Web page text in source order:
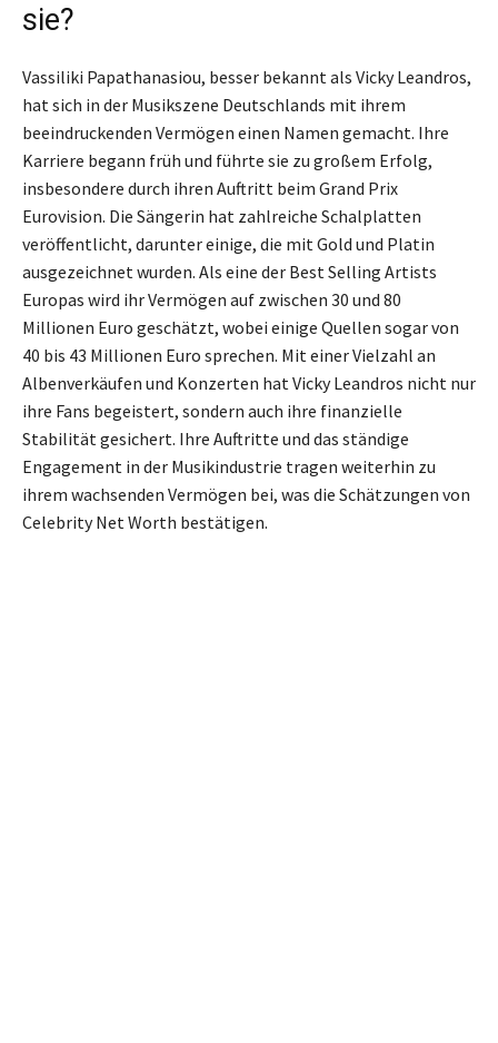
sie?
Vassiliki Papathanasiou, besser bekannt als Vicky Leandros,
hat sich in der Musikszene Deutschlands mit ihrem
beeindruckenden Vermögen einen Namen gemacht. Ihre
Karriere begann früh und führte sie zu großem Erfolg,
insbesondere durch ihren Auftritt beim Grand Prix
Eurovision. Die Sängerin hat zahlreiche Schalplatten
veröffentlicht, darunter einige, die mit Gold und Platin
ausgezeichnet wurden. Als eine der Best Selling Artists
Europas wird ihr Vermögen auf zwischen 30 und 80
Millionen Euro geschätzt, wobei einige Quellen sogar von
40 bis 43 Millionen Euro sprechen. Mit einer Vielzahl an
Albenverkäufen und Konzerten hat Vicky Leandros nicht nur
ihre Fans begeistert, sondern auch ihre finanzielle
Stabilität gesichert. Ihre Auftritte und das ständige
Engagement in der Musikindustrie tragen weiterhin zu
ihrem wachsenden Vermögen bei, was die Schätzungen von
Celebrity Net Worth bestätigen.